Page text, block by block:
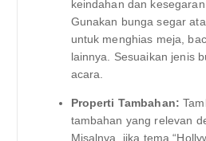
keindahan dan
Gunakan bunga segar
untuk menghias meja,
lainnya. Sesuaikan jenis
acara.
Properti Tambahan:
tambahan yang relevan
Misalnya, jika tema